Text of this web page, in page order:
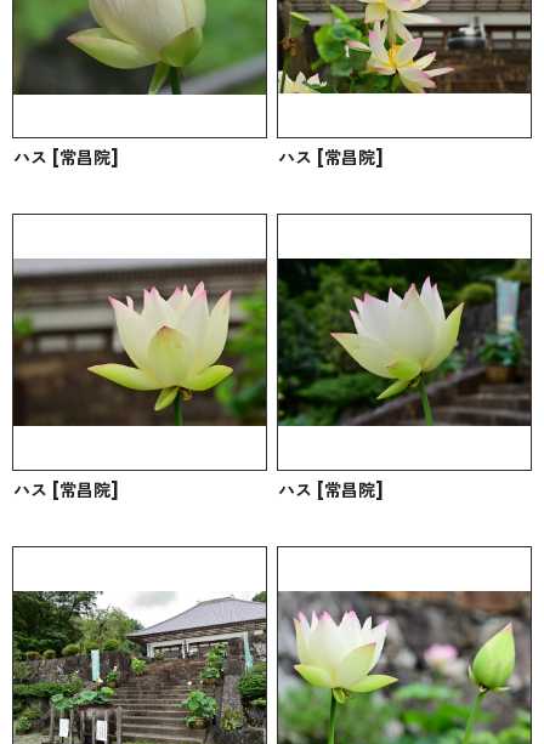
ハス [常昌院] ハス [常昌院]
ハス [常昌院] ハス [常昌院]